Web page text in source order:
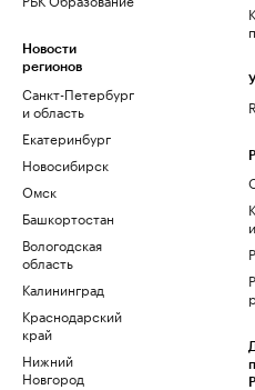
Новости
регионов
Санкт-Петербург
и область
Екатеринбург
Новосибирск
Омск
Башкортостан
Вологодская
область
Калининград
Краснодарский
край
Нижний
Новгород